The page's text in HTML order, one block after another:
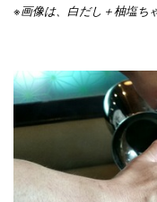
※画像は、白だし＋柚塩ち